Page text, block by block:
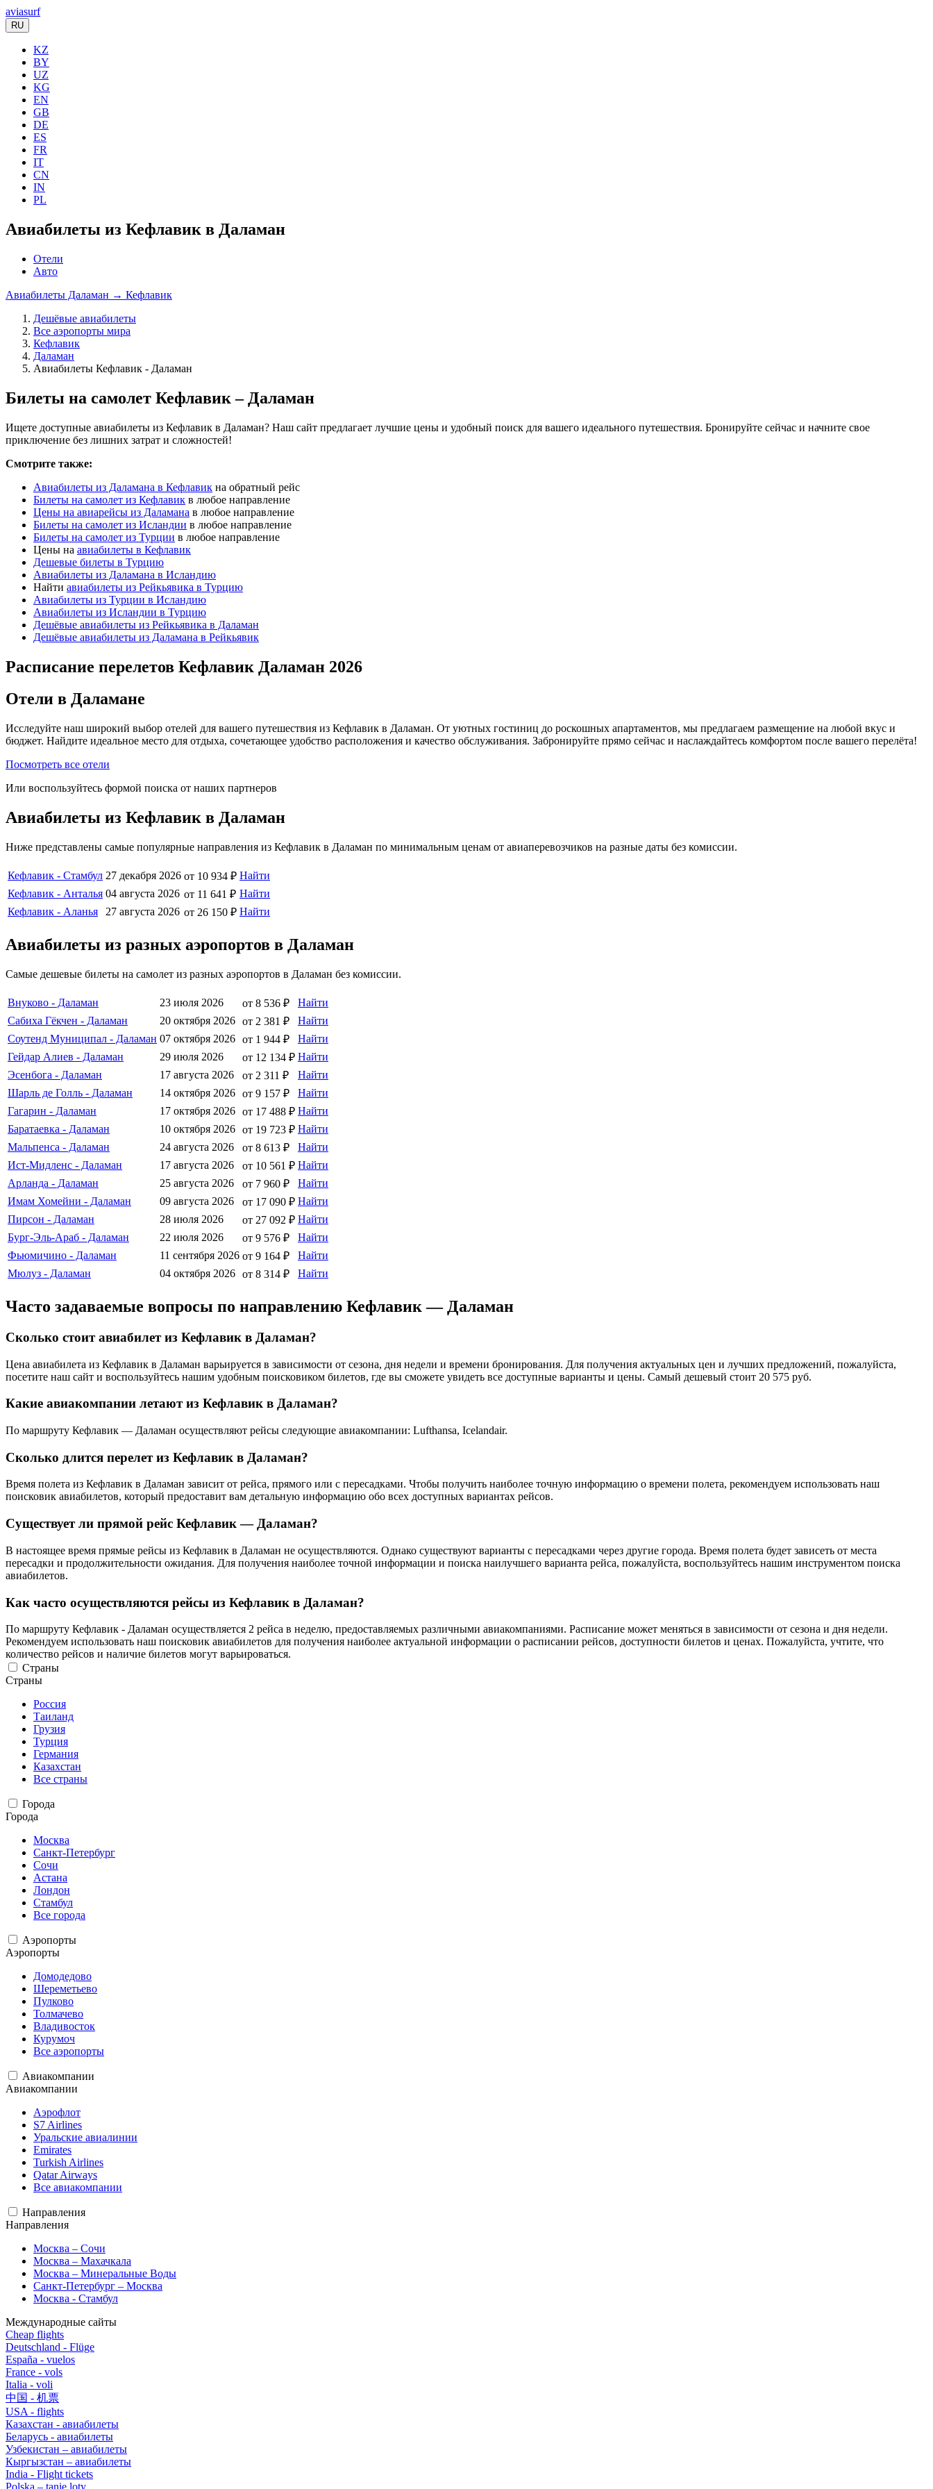
aviasurf
RU
KZ
BY
UZ
KG
EN
GB
DE
ES
FR
IT
CN
IN
PL
Авиабилеты из Кефлавик в Даламан
Отели
Авто
Авиабилеты Даламан → Кефлавик
Дешёвые авиабилеты
Все аэропорты мира
Кефлавик
Даламан
Авиабилеты Кефлавик - Даламан
Билеты на самолет Кефлавик – Даламан
Ищете доступные авиабилеты из Кефлавик в Даламан? Наш сайт предлагает лучшие цены и удобный поиск для вашего идеального путешествия. Бронируйте сейчас и начните свое
приключение без лишних затрат и сложностей!
Смотрите также:
Авиабилеты из Даламана в Кефлавик на обратный рейс
Билеты на самолет из Кефлавик в любое направление
Цены на авиарейсы из Даламана в любое направление
Билеты на самолет из Исландии в любое направление
Билеты на самолет из Турции в любое направление
Цены на авиабилеты в Кефлавик
Дешевые билеты в Турцию
Авиабилеты из Даламана в Исландию
Найти авиабилеты из Рейкьявика в Турцию
Авиабилеты из Турции в Исландию
Авиабилеты из Исландии в Турцию
Дешёвые авиабилеты из Рейкьявика в Даламан
Дешёвые авиабилеты из Даламана в Рейкьявик
Расписание перелетов Кефлавик Даламан 2026
Отели в Даламане
Исследуйте наш широкий выбор отелей для вашего путешествия из Кефлавик в Даламан. От уютных гостиниц до роскошных апартаментов, мы предлагаем размещение на любой вкус и
бюджет. Найдите идеальное место для отдыха, сочетающее удобство расположения и качество обслуживания. Забронируйте прямо сейчас и наслаждайтесь комфортом после вашего перелёта!
Посмотреть все отели
Или воспользуйтесь формой поиска от наших партнеров
Авиабилеты из Кефлавик в Даламан
Ниже представлены самые популярные направления из Кефлавик в Даламан по минимальным ценам от авиаперевозчиков на разные даты без комиссии.
Кефлавик - Стамбул 27 декабря 2026 от 10 934 ₽ Найти
Кефлавик - Анталья 04 августа 2026 от 11 641 ₽ Найти
Кефлавик - Аланья
27 августа 2026 от 26 150 ₽ Найти
Авиабилеты из разных аэропортов в Даламан
Самые дешевые билеты на самолет из разных аэропортов в Даламан без комиссии.
Внуково - Даламан 23 июля 2026 от 8 536 ₽
Найти
Сабиха Гёкчен - Даламан
20 октября 2026 от 2 381 ₽
Найти
Соутенд Муниципал - Даламан 07 октября 2026 от 1 944 ₽
Найти
Гейдар Алиев - Даламан
29 июля 2026 от 12 134 ₽ Найти
Эсенбога - Даламан
17 августа 2026 от 2 311 ₽
Найти
Шарль де Голль - Даламан
14 октября 2026 от 9 157 ₽
Найти
Гагарин - Даламан
17 октября 2026 от 17 488 ₽ Найти
Баратаевка - Даламан
10 октября 2026 от 19 723 ₽ Найти
Мальпенса - Даламан
24 августа 2026 от 8 613 ₽
Найти
Ист-Мидленс - Даламан
17 августа 2026 от 10 561 ₽ Найти
Арланда - Даламан
25 августа 2026 от 7 960 ₽
Найти
Имам Хомейни - Даламан
09 августа 2026 от 17 090 ₽ Найти
Пирсон - Даламан
28 июля 2026 от 27 092 ₽ Найти
Бург-Эль-Араб - Даламан
22 июля 2026 от 9 576 ₽
Найти
Фьюмичино - Даламан
11 сентября 2026 от 9 164 ₽
Найти
Мюлуз - Даламан
04 октября 2026 от 8 314 ₽ Найти
Часто задаваемые вопросы по направлению Кефлавик — Даламан
Сколько стоит авиабилет из Кефлавик в Даламан?
Цена авиабилета из Кефлавик в Даламан варьируется в зависимости от сезона, дня недели и времени бронирования. Для получения актуальных цен и лучших предложений, пожалуйста,
посетите наш сайт и воспользуйтесь нашим удобным поисковиком билетов, где вы сможете увидеть все доступные варианты и цены. Самый дешевый стоит 20 575 руб.
Какие авиакомпании летают из Кефлавик в Даламан?
По маршруту Кефлавик — Даламан осуществляют рейсы следующие авиакомпании: Lufthansa, Icelandair.
Сколько длится перелет из Кефлавик в Даламан?
Время полета из Кефлавик в Даламан зависит от рейса, прямого или с пересадками. Чтобы получить наиболее точную информацию о времени полета, рекомендуем использовать наш
поисковик авиабилетов, который предоставит вам детальную информацию обо всех доступных вариантах рейсов.
Существует ли прямой рейс Кефлавик — Даламан?
В настоящее время прямые рейсы из Кефлавик в Даламан не осуществляются. Однако существуют варианты с пересадками через другие города. Время полета будет зависеть от места
пересадки и продолжительности ожидания. Для получения наиболее точной информации и поиска наилучшего варианта рейса, пожалуйста, воспользуйтесь нашим инструментом поиска
авиабилетов.
Как часто осуществляются рейсы из Кефлавик в Даламан?
По маршруту Кефлавик - Даламан осуществляется 2 рейса в неделю, предоставляемых различными авиакомпаниями. Расписание может меняться в зависимости от сезона и дня недели.
Рекомендуем использовать наш поисковик авиабилетов для получения наиболее актуальной информации о расписании рейсов, доступности билетов и ценах. Пожалуйста, учтите, что
количество рейсов и наличие билетов могут варьироваться.
Страны
Страны
Россия
Таиланд
Грузия
Турция
Германия
Казахстан
Все страны
Города
Города
Москва
Санкт-Петербург
Сочи
Астана
Лондон
Стамбул
Все города
Аэропорты
Аэропорты
Домодедово
Шереметьево
Пулково
Толмачево
Владивосток
Курумоч
Все аэропорты
Авиакомпании
Авиакомпании
Аэрофлот
S7 Airlines
Уральские авиалинии
Emirates
Turkish Airlines
Qatar Airways
Все авиакомпании
Направления
Направления
Москва – Сочи
Москва – Махачкала
Москва – Минеральные Воды
Санкт-Петербург – Москва
Москва - Стамбул
Международные сайты
Cheap flights
Deutschland - Flüge
España - vuelos
France - vols
Italia - voli
中国 - 机票
USA - flights
Казахстан - авиабилеты
Беларусь - авиабилеты
Узбекистан – авиабилеты
Кыргызстан – авиабилеты
India - Flight tickets